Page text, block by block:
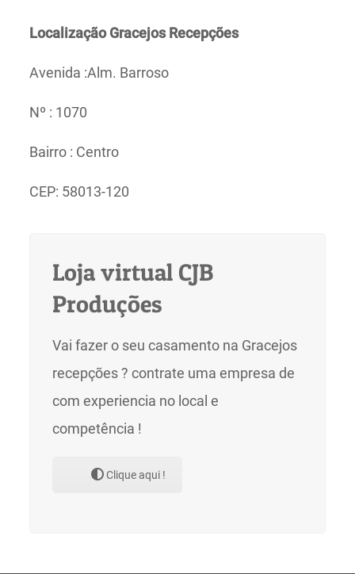
Localização Gracejos Recepções
Avenida :Alm. Barroso
Nº : 1070
Bairro : Centro
CEP: 58013-120
Loja virtual CJB
Produções
Vai fazer o seu casamento na Gracejos
recepções ? contrate uma empresa de
com experiencia no local e
competência !
Clique aqui !